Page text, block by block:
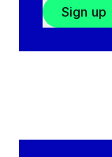
Sign up